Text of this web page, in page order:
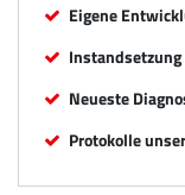
Eigene
Neueste
Protokolle